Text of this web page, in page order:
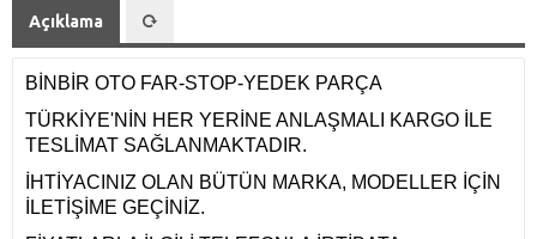
Açıklama
BİNBİR OTO FAR-STOP-YEDEK PARÇA
TÜRKİYE'NİN HER YERİNE ANLAŞMALI KARGO İLE
TESLİMAT SAĞLANMAKTADIR.
İHTİYACINIZ OLAN BÜTÜN MARKA, MODELLER İÇİN
İLETİŞİME GEÇİNİZ.